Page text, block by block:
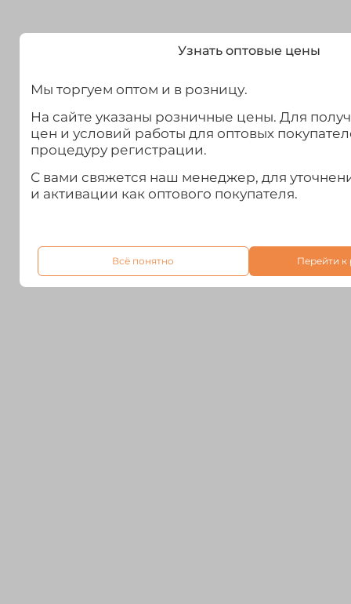
Узнать оптовые цены
Мы торгуем оптом и в розницу.
На сайте указаны розничные цены. Для
цен и условий работы для оптовых
процедуру регистрации.
С вами свяжется наш менеджер, для
и активации как оптового покупателя.
Всё понятно Перейти к